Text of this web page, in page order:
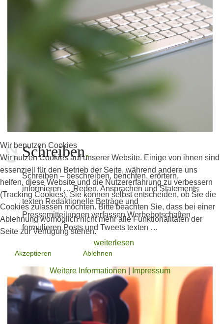
Schreiben
Schreiben – beschreiben, berichten, erörtern,
informieren … Reden, Ansprachen und Statements
texten Redaktionelle Beträge und
Pressemitteilungen verfassen Werbebotschaften
formulieren Posts und Tweets texten …
weiterlesen
Wir benutzen Cookies
Wir nutzen Cookies auf unserer Website. Einige von ihnen sind
essenziell für den Betrieb der Seite, während andere uns
helfen, diese Website und die Nutzererfahrung zu verbessern
(Tracking Cookies). Sie können selbst entscheiden, ob Sie die
Cookies zulassen möchten. Bitte beachten Sie, dass bei einer
Ablehnung womöglich nicht mehr alle Funktionalitäten der
Seite zur Verfügung stehen.
Akzeptieren Ablehnen
Weitere Informationen Impressum